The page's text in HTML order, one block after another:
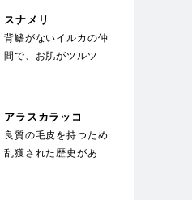
スナメリ
背鰭がないイルカの仲
間で、お肌がツルツ
アラスカラッコ
良質の毛皮を持つため
乱獲された歴史があ